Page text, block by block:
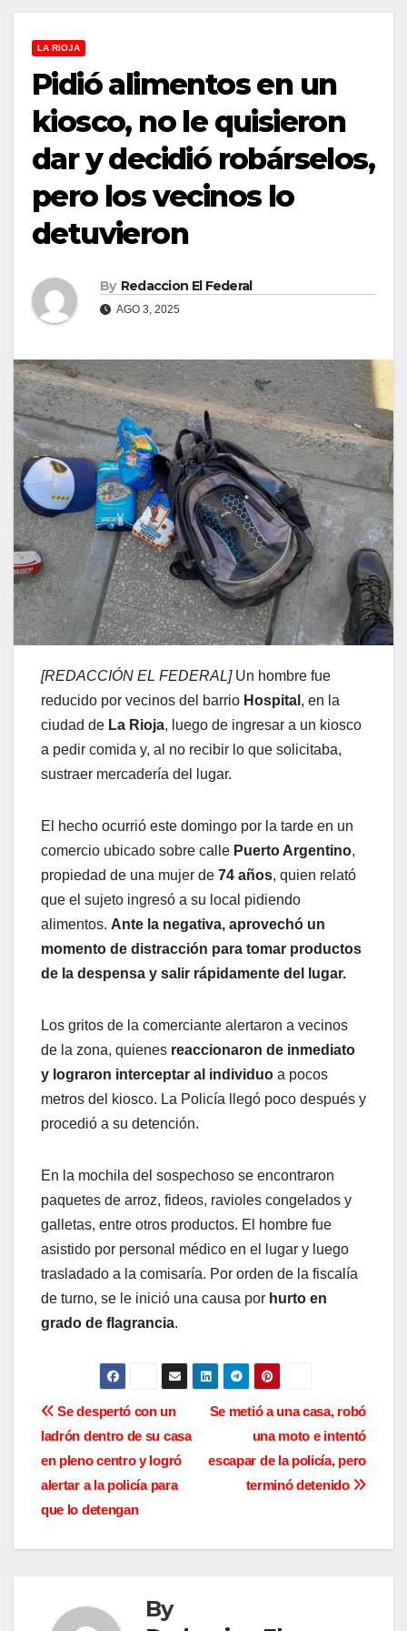
LA RIOJA
Pidió alimentos en un
kiosco, no le quisieron
dar y decidió robárselos,
pero los vecinos lo
detuvieron
By Redaccion El Federal
AGO 3, 2025
[REDACCIÓN EL FEDERAL]Un hombre fue
reducido por vecinos del barrio Hospital , en la
ciudad de La Rioja, luego de ingresar a un kiosco
a pedir comida y, al no recibir lo que solicitaba,
sustraer mercadería del lugar.
El hecho ocurrió este domingo por la tarde en un
comercio ubicado sobre calle Puerto Argentino,
propiedad de una mujer de 74 años, quien relató
que el sujeto ingresó a su local pidiendo
alimentos. Ante la negativa, aprovechó un
momento de distracción para tomar productos
de la despensa y salir rápidamente del lugar.
Los gritos de la comerciante alertaron a vecinos
de la zona, quienes reaccionaron de inmediato
y lograron interceptar al individuo a pocos
metros del kiosco. La Policía llegó poco después y
procedió a su detención.
En la mochila del sospechoso se encontraron
paquetes de arroz, fideos, ravioles congelados y
galletas, entre otros productos. El hombre fue
asistido por personal médico en el lugar y luego
trasladado a la comisaría. Por orden de la fiscalía
de turno, se le inició una causa por hurto en
grado de flagrancia.
N
a
v
e
Se metió a una casa, robó
una moto e intentó
escapar de la policía, pero
terminó detenido
Se despertó con un
ladrón dentro de su casa
en pleno centro y logró
alertar a la policía para
que lo detengan
By